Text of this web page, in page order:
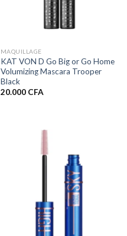
MAQUILLAGE
KAT VON D Go Big or Go Home
Volumizing Mascara Trooper
Black
20.000 CFA